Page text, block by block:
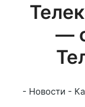
—
- Новости -